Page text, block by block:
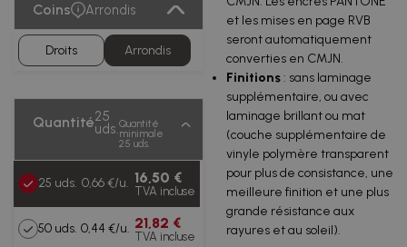
Coins Arrondis
Droits Arrondis
Quantité25
uds.Quantité
minimale
25 uds.
25 uds. 0,66 €/u. 16,50 €
TVA incluse
50 uds. 0,44 €/u. 21,82 €
TVA incluse
et les mises en page RVB
seront automatiquement
converties en CMJN.
Finitions: sans laminage
supplémentaire, ou avec
laminage brillant ou mat
(couche supplémentaire de
vinyle polymère transparent
pour plus de consistance, une
meilleure finition et une plus
grande résistance aux
rayures et au soleil).